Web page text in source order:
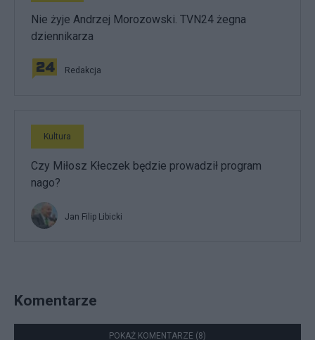
Nie żyje Andrzej Morozowski. TVN24 żegna
dziennikarza
Redakcja
Kultura
Czy Miłosz Kłeczek będzie prowadził program
nago?
Jan Filip Libicki
Komentarze
POKAŻ KOMENTARZE (8)